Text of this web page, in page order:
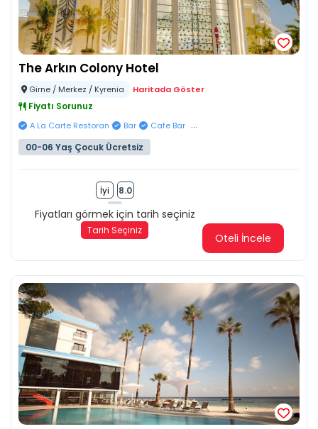
The Arkın Colony Hotel
Girne / Merkez / Kyrenia Haritada Göster
Fiyatı Sorunuz
A La Carte Restoran Bar Cafe Bar ...
00-06 Yaş Çocuk Ücretsiz
İyi 8.0
Fiyatları görmek için tarih seçiniz
Tarih Seçiniz
Oteli İncele